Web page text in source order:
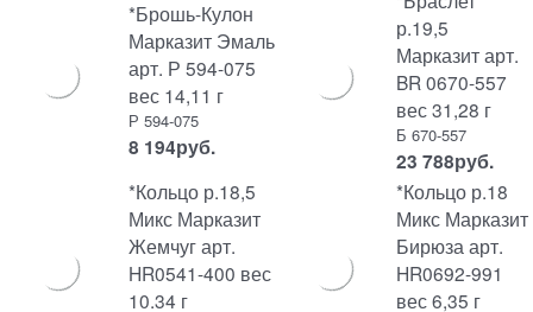
*Брошь-Кулон
Марказит Эмаль
арт. Р 594-075
вес 14,11 г
Р 594-075
8 194руб.
р.19,5
Марказит арт.
BR 0670-557
вес 31,28 г
Б 670-557
23 788руб.
*Кольцо р.18,5
Микс Марказит
Жемчуг арт.
HR0541-400 вес
10.34 г
*Кольцо р.18
Микс Марказит
Бирюза арт.
HR0692-991
вес 6,35 г